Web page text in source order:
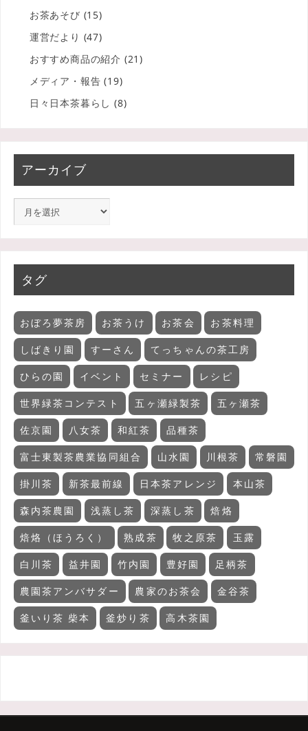
お茶あそび (15)
運営だより (47)
おすすめ商品の紹介 (21)
メディア・報告 (19)
日々日本茶暮らし (8)
アーカイブ
タグ
おぼろ夢茶房 お茶うけ お茶会 お茶料理
しばきり園 すーさん てっちゃんの茶工房
ひらの園 イベント セミナー レシピ
世界緑茶コンテスト 五ヶ瀬緑製茶 五ヶ瀬茶
佐京園 八女茶 和紅茶 品種茶
富士東製茶農業協同組合 山水園 川根茶 常磐園
掛川茶 新茶最前線 日本茶アレンジ 本山茶
森内茶農園 浅蒸し茶 深蒸し茶 焙烙
焙烙（ほうろく） 熟成茶 牧之原茶 玉露
白川茶 益井園 竹内園 豊好園 足柄茶
農園茶アンバサダー 農家のお茶会 金谷茶
釜いり茶 柴本 釜炒り茶 高木茶園